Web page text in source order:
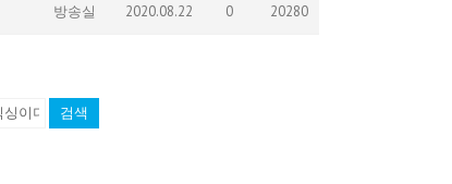
방송실 2020.08.22 0 20280
검색